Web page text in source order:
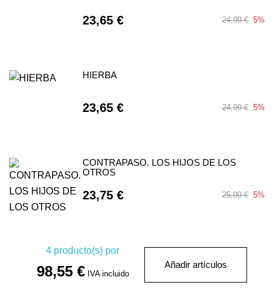
23,65 € 24,90 € 5%
HIERBA
23,65 € 24,90 € 5%
CONTRAPASO. LOS HIJOS DE LOS
OTROS
23,75 € 25,00 € 5%
4 producto(s) por
98,55 € IVA incluido
Añadir artículos